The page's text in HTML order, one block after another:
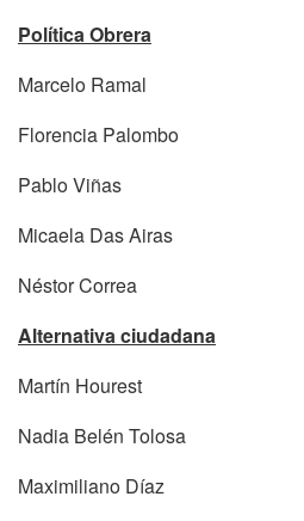
Política Obrera
Marcelo Ramal
Florencia Palombo
Pablo Viñas
Micaela Das Airas
Néstor Correa
Alternativa ciudadana
Martín Hourest
Nadia Belén Tolosa
Maximiliano Díaz